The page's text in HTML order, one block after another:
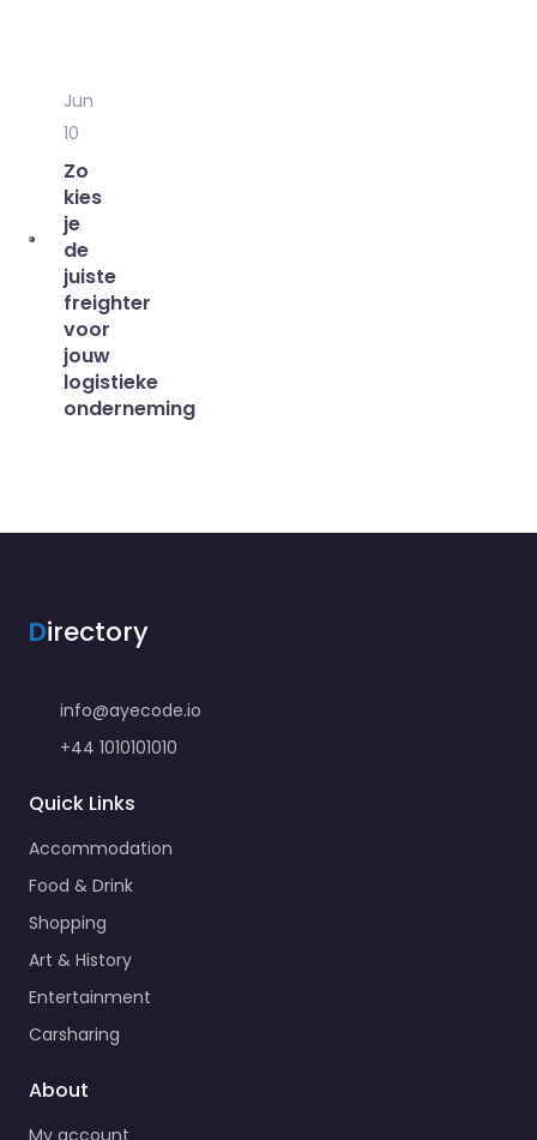
Jun
10
Zo
kies
je
de
juiste
freighter
voor
jouw
logistieke
onderneming
Directory
info@ayecode.io
+44 1010101010
Quick Links
Accommodation
Food & Drink
Shopping
Art & History
Entertainment
Carsharing
About
My account